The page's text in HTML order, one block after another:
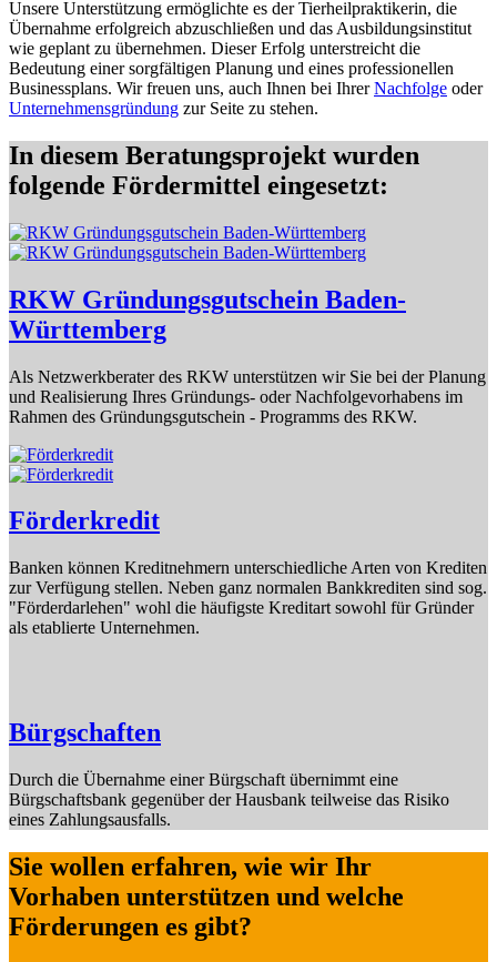
Unsere Unterstützung ermöglichte es der Tierheilpraktikerin, die
Übernahme erfolgreich abzuschließen und das Ausbildungsinstitut
wie geplant zu übernehmen. Dieser Erfolg unterstreicht die
Bedeutung einer sorgfältigen Planung und eines professionellen
Businessplans. Wir freuen uns, auch Ihnen bei IhrerNachfolge oder
Unternehmensgründung zur Seite zu stehen.
In diesem Beratungsprojekt wurden
folgende Fördermittel eingesetzt:
RKW Gründungsgutschein Baden-
Württemberg
Als Netzwerkberater des RKW unterstützen wir Sie bei der Planung
und Realisierung Ihres Gründungs- oder Nachfolgevorhabens im
Rahmen des Gründungsgutschein - Programms des RKW.
Förderkredit
Banken können Kreditnehmern unterschiedliche Arten von Krediten
zur Verfügung stellen. Neben ganz normalen Bankkrediten sind sog.
"Förderdarlehen" wohl die häufigste Kreditart sowohl für Gründer
als etablierte Unternehmen.
Bürgschaften
Durch die Übernahme einer Bürgschaft übernimmt eine
Bürgschaftsbank gegenüber der Hausbank teilweise das Risiko
eines Zahlungsausfalls.
Sie wollen erfahren, wie wir Ihr
Vorhaben unterstützen und welche
Förderungen es gibt?